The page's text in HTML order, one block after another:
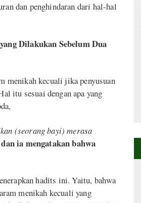
dan penghindaran dari hal-hal
Dilakukan Sebelum Dua
menikah kecuali jika penyusuan
itu sesuai dengan apa yang
(seorang bayi) merasa
ia mengatakan bahwa
hadits ini. Yaitu, bahwa
menikah kecuali yang